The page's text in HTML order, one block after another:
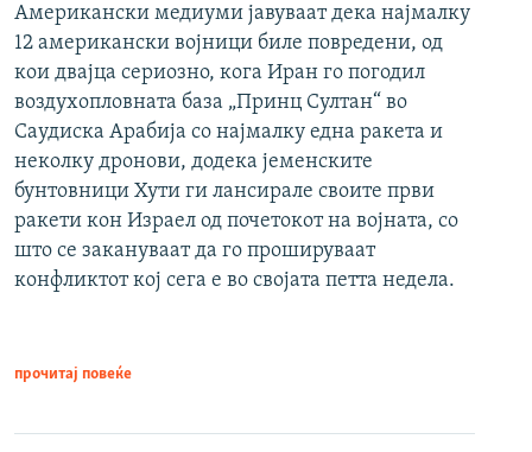
Американски медиуми јавуваат дека најмалку
12 американски војници биле повредени, од
кои двајца сериозно, кога Иран го погодил
воздухопловната база „Принц Султан“ во
Саудиска Арабија со најмалку една ракета и
неколку дронови, додека јеменските
бунтовници Хути ги лансирале своите први
ракети кон Израел од почетокот на војната, со
што се закануваат да го прошируваат
конфликтот кој сега е во својата петта недела.
прочитај повеќе